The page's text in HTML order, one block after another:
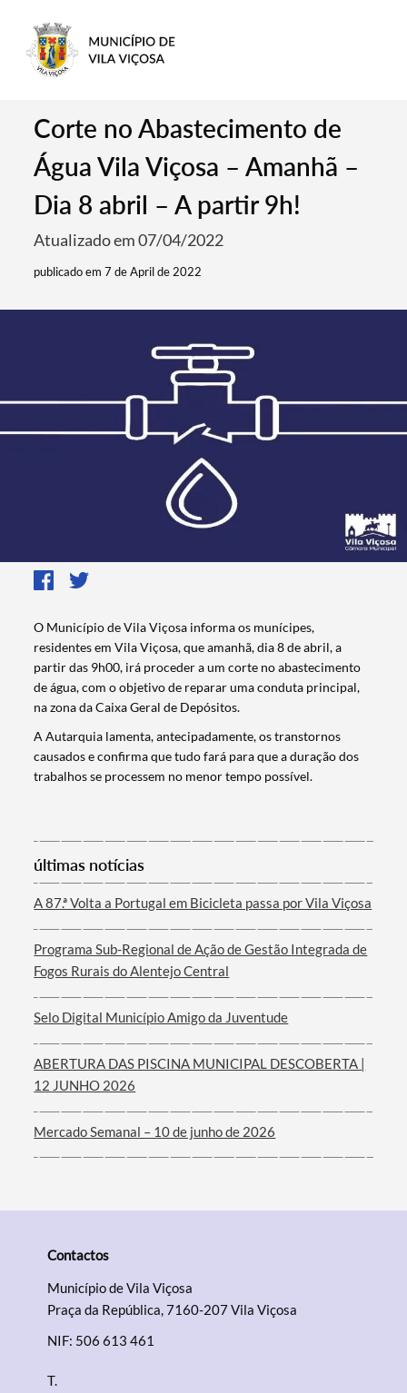
Termo de Pesquisa
Categorias gerais
Filtros
Corte no Abastecimento de
Água Vila Viçosa – Amanhã –
Dia 8 abril – A partir 9h!
Atualizado em 07/04/2022
publicado em 7 de April de 2022
O Município de Vila Viçosa informa os munícipes,
residentes em Vila Viçosa, que amanhã, dia 8 de abril, a
partir das 9h00, irá proceder a um corte no abastecimento
de água, com o objetivo de reparar uma conduta principal,
na zona da Caixa Geral de Depósitos.
A Autarquia lamenta, antecipadamente, os transtornos
causados e confirma que tudo fará para que a duração dos
trabalhos se processem no menor tempo possível.
últimas notícias
A 87.ª Volta a Portugal em Bicicleta passa por Vila Viçosa
Programa Sub-Regional de Ação de Gestão Integrada de
Fogos Rurais do Alentejo Central
Selo Digital Município Amigo da Juventude
ABERTURA DAS PISCINA MUNICIPAL DESCOBERTA |
12 JUNHO 2026
Mercado Semanal – 10 de junho de 2026
Contactos
Município de Vila Viçosa
Praça da República, 7160-207 Vila Viçosa
NIF: 506 613 461
T.